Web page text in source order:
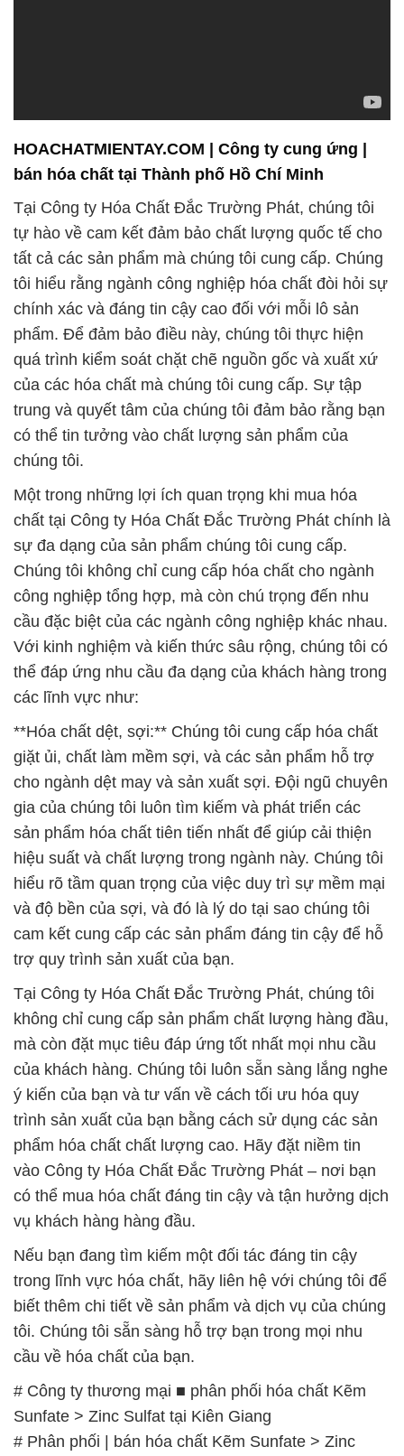
HOACHATMIENTAY.COM | Công ty cung ứng |
bán hóa chất tại Thành phố Hồ Chí Minh
Tại Công ty Hóa Chất Đắc Trường Phát, chúng tôi
tự hào về cam kết đảm bảo chất lượng quốc tế cho
tất cả các sản phẩm mà chúng tôi cung cấp. Chúng
tôi hiểu rằng ngành công nghiệp hóa chất đòi hỏi sự
chính xác và đáng tin cậy cao đối với mỗi lô sản
phẩm. Để đảm bảo điều này, chúng tôi thực hiện
quá trình kiểm soát chặt chẽ nguồn gốc và xuất xứ
của các hóa chất mà chúng tôi cung cấp. Sự tập
trung và quyết tâm của chúng tôi đảm bảo rằng bạn
có thể tin tưởng vào chất lượng sản phẩm của
chúng tôi.
Một trong những lợi ích quan trọng khi mua hóa
chất tại Công ty Hóa Chất Đắc Trường Phát chính là
sự đa dạng của sản phẩm chúng tôi cung cấp.
Chúng tôi không chỉ cung cấp hóa chất cho ngành
công nghiệp tổng hợp, mà còn chú trọng đến nhu
cầu đặc biệt của các ngành công nghiệp khác nhau.
Với kinh nghiệm và kiến thức sâu rộng, chúng tôi có
thể đáp ứng nhu cầu đa dạng của khách hàng trong
các lĩnh vực như:
**Hóa chất dệt, sợi:** Chúng tôi cung cấp hóa chất
giặt ủi, chất làm mềm sợi, và các sản phẩm hỗ trợ
cho ngành dệt may và sản xuất sợi. Đội ngũ chuyên
gia của chúng tôi luôn tìm kiếm và phát triển các
sản phẩm hóa chất tiên tiến nhất để giúp cải thiện
hiệu suất và chất lượng trong ngành này. Chúng tôi
hiểu rõ tầm quan trọng của việc duy trì sự mềm mại
và độ bền của sợi, và đó là lý do tại sao chúng tôi
cam kết cung cấp các sản phẩm đáng tin cậy để hỗ
trợ quy trình sản xuất của bạn.
Tại Công ty Hóa Chất Đắc Trường Phát, chúng tôi
không chỉ cung cấp sản phẩm chất lượng hàng đầu,
mà còn đặt mục tiêu đáp ứng tốt nhất mọi nhu cầu
của khách hàng. Chúng tôi luôn sẵn sàng lắng nghe
ý kiến của bạn và tư vấn về cách tối ưu hóa quy
trình sản xuất của bạn bằng cách sử dụng các sản
phẩm hóa chất chất lượng cao. Hãy đặt niềm tin
vào Công ty Hóa Chất Đắc Trường Phát – nơi bạn
có thể mua hóa chất đáng tin cậy và tận hưởng dịch
vụ khách hàng hàng đầu.
Nếu bạn đang tìm kiếm một đối tác đáng tin cậy
trong lĩnh vực hóa chất, hãy liên hệ với chúng tôi để
biết thêm chi tiết về sản phẩm và dịch vụ của chúng
tôi. Chúng tôi sẵn sàng hỗ trợ bạn trong mọi nhu
cầu về hóa chất của bạn.
# Công ty thương mại ■ phân phối hóa chất Kẽm
Sunfate > Zinc Sulfat tại Kiên Giang
# Phân phối | bán hóa chất Kẽm Sunfate > Zinc